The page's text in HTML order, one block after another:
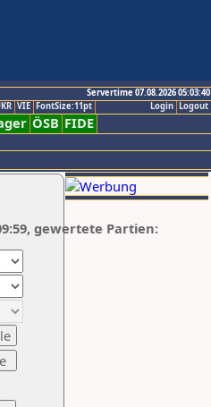
Servertime 07.08.2026 05:03:40
Logout
Login
VIE FontSize:11pt
ÖSB FIDE
gewertete Partien: